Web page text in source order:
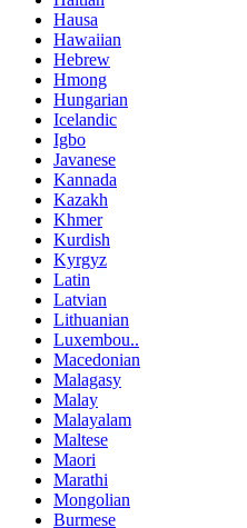
Hausa
Hawaiian
Hebrew
Hmong
Hungarian
Icelandic
Igbo
Javanese
Kannada
Kazakh
Khmer
Kurdish
Kyrgyz
Latin
Latvian
Lithuanian
Luxembou..
Macedonian
Malagasy
Malay
Malayalam
Maltese
Maori
Marathi
Mongolian
Burmese